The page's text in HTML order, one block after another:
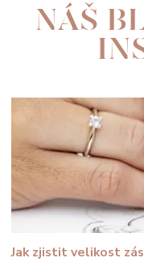
NÁŠ
Jak zjistit velikost